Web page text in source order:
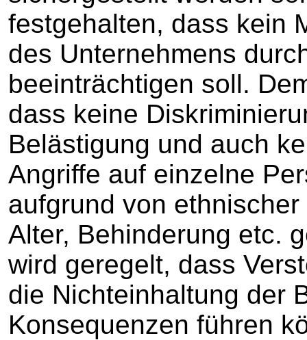
festgehalten, dass kein
des Unternehmens
beeinträchtigen soll.
dass keine
Belästigung und auch
Angriffe auf einzelne
aufgrund von
Alter, Behinderung etc.
wird geregelt, dass
die Nichteinhaltung der
Konsequenzen führen